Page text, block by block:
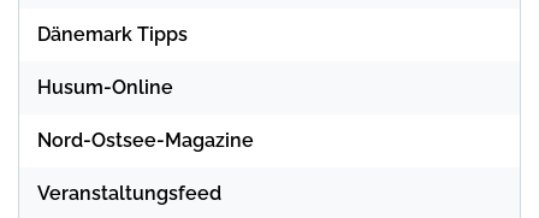
Dänemark Tipps
Husum-Online
Nord-Ostsee-Magazine
Veranstaltungsfeed